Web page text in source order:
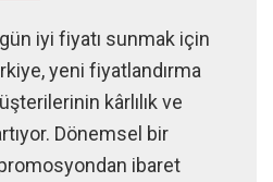
iyi fiyatı sunmak için
yeni fiyatlandırma
kârlılık ve
Dönemsel bir
ibaret